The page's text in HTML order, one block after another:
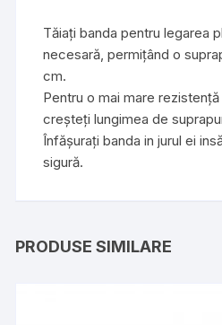
Tăiați banda pentru legarea
necesară, permițând o
cm.
Pentru o mai mare
creșteți lungimea de
Înfășurați banda in jurul ei
sigură.
PRODUSE SIMILARE